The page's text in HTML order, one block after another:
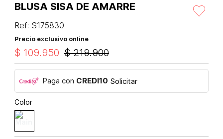
BLUSA SISA DE AMARRE
Ref: S175830
Precio exclusivo online
$ 219.900
$ 109.950
Paga con CREDI10 Solicitar
Color